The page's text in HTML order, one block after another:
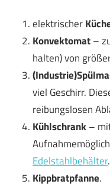
elektrischer
Konvektomat–
halten) von
viel Geschirr.
reibungslosen
Kühlschrank–
Edelstahlbehälter.
Kippbratpfanne.